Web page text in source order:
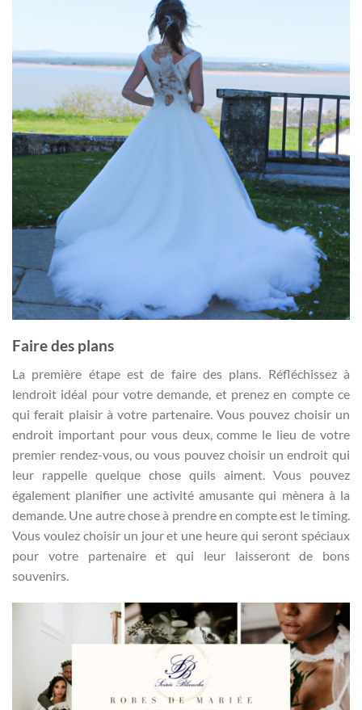
Faire des plans
La première étape est de faire des plans. Réfléchissez à
lendroit idéal pour votre demande, et prenez en compte ce
qui ferait plaisir à votre partenaire. Vous pouvez choisir un
endroit important pour vous deux, comme le lieu de votre
premier rendez-vous, ou vous pouvez choisir un endroit qui
leur rappelle quelque chose quils aiment. Vous pouvez
également planifier une activité amusante qui mènera à la
demande. Une autre chose à prendre en compte est le timing.
Vous voulez choisir un jour et une heure qui seront spéciaux
pour votre partenaire et qui leur laisseront de bons
souvenirs.